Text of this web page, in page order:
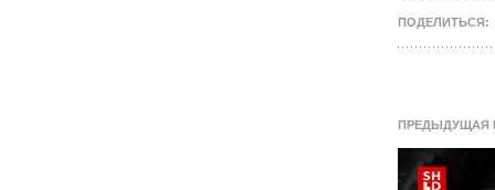
ПОДЕЛИТЬСЯ:
ПРЕДЫДУЩАЯ